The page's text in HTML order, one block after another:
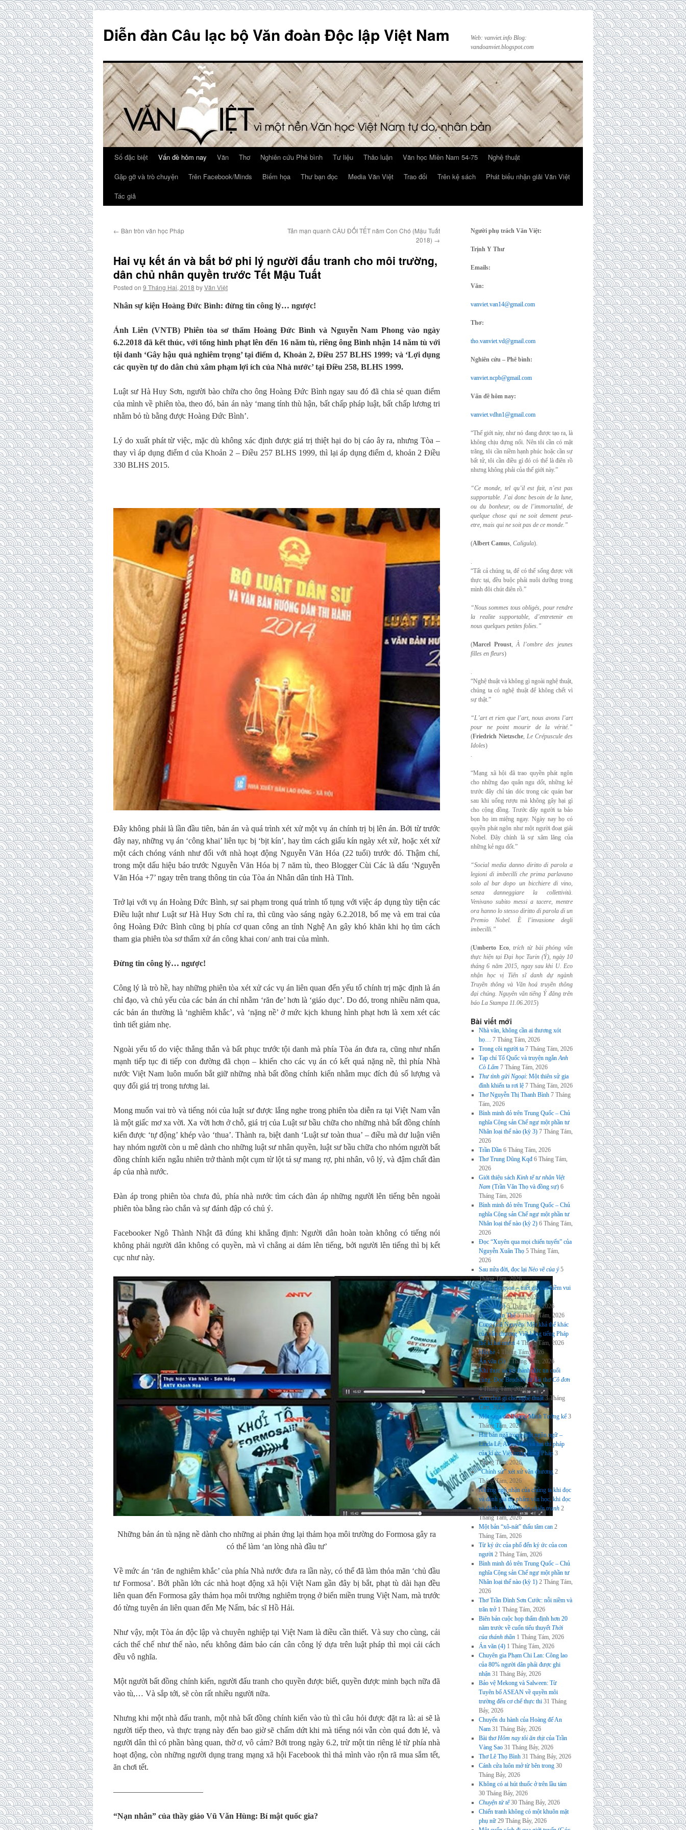
content
Diễn đàn Câu lạc bộ Văn đoàn Độc lập Việt Nam
Web: vanviet.info Blog:
vandoanviet.blogspot.com
Số đặc biệt Vấn đề hôm nay Văn Thơ Nghiên cứu Phê bình Tư liệu Thảo luận Văn học Miền Nam 54-75
Nghệ thuật
Gặp gỡ và trò chuyện
Trên Facebook/Minds Biếm họa Thư bạn đọc Media Văn Việt Trao đổi Trên kệ sách
Phát biểu nhận giải Văn Việt
Tác giả
← Bàn tròn văn học Pháp
Tản mạn quanh CÂU ĐỐI TẾT năm Con Chó (Mậu Tuất
2018) →
Hai vụ kết án và bắt bớ phi lý người đấu tranh cho môi trường,
dân chủ nhân quyền trước Tết Mậu Tuất
Posted on 9 Tháng Hai, 2018 byVăn Việt
Nhân sự kiện Hoàng Đức Bình: đừng tin công lý… ngược!
Ánh Liên (VNTB) Phiên tòa sơ thẩm Hoàng Đức Bình và Nguyễn Nam Phong vào ngày
6.2.2018 đã kết thúc, với tổng hình phạt lên đến 16 năm tù, riêng ông Bình nhận 14 năm tù với
tội danh ‘Gây hậu quả nghiêm trọng’ tại điểm d, Khoản 2, Điều 257 BLHS 1999; và ‘Lợi dụng
các quyền tự do dân chủ xâm phạm lợi ích của Nhà nước’ tại Điều 258, BLHS 1999.
Luật sư Hà Huy Sơn, người bào chữa cho ông Hoàng Đức Bình ngay sau đó đã chia sẻ quan điểm
của mình về phiên tòa, theo đó, bản án này ‘mang tính thù hận, bất chấp pháp luật, bất chấp lương tri
nhằm bỏ tù bằng được Hoàng Đức Bình’.
Lý do xuất phát từ việc, mặc dù không xác định được giá trị thiệt hại do bị cáo ây ra, nhưng Tòa –
thay vì áp dụng điểm d của Khoản 2 – Điều 257 BLHS 1999, thì lại áp dụng điểm d, khoản 2 Điều
330 BLHS 2015.
Đây không phải là lần đầu tiên, bản án và quá trình xét xử một vụ án chính trị bị lên án. Bởi từ trước
đây nay, những vụ án ‘công khai’ liên tục bị ‘bịt kín’, hay tìm cách giấu kín ngày xét xử, hoặc xét xử
một cách chóng vánh như đối với nhà hoạt động Nguyễn Văn Hóa (22 tuổi) trước đó. Thậm chí,
trong một dấu hiệu báo trước Nguyễn Văn Hóa bị 7 năm tù, theo Blogger Cùi Các là dấu ‘Nguyễn
Văn Hóa +7’ ngay trên trang thông tin của Tòa án Nhân dân tỉnh Hà Tĩnh.
Trở lại với vụ án Hoàng Đức Bình, sự sai phạm trong quá trình tố tụng với việc áp dụng tùy tiện các
Điều luật như Luật sư Hà Huy Sơn chỉ ra, thì cũng vào sáng ngày 6.2.2018, bố mẹ và em trai của
ông Hoàng Đức Bình cũng bị phía cơ quan công an tỉnh Nghệ An gây khó khăn khi họ tìm cách
tham gia phiên tòa sơ thẩm xử án công khai con/ anh trai của mình.
Đừng tin công lý… ngược!
Công lý là trò hề, hay những phiên tòa xét xử các vụ án liên quan đến yếu tố chính trị mặc định là án
chỉ đạo, và chủ yếu của các bản án chỉ nhằm ‘răn đe’ hơn là ‘giáo dục’. Do đó, trong nhiều năm qua,
các bản án thường là ‘nghiêm khắc’, và ‘nặng nề’ ở mức kịch khung hình phạt hơn là xem xét các
tình tiết giảm nhẹ.
Ngoài yếu tố do việc thẳng thắn và bất phục trước tội danh mà phía Tòa án đưa ra, cũng như nhấn
mạnh tiếp tục đi tiếp con đường đã chọn – khiến cho các vụ án có kết quả nặng nề, thì phía Nhà
nước Việt Nam luôn muốn bắt giữ những nhà bất đồng chính kiến nhằm mục đích đủ số lượng và
quy đổi giá trị trong tương lai.
Mong muốn vai trò và tiếng nói của luật sư được lắng nghe trong phiên tòa diễn ra tại Việt Nam vẫn
là một giấc mơ xa vời. Xa vời hơn ở chỗ, giá trị của Luật sư bầu chữa cho những nhà bất đồng chính
kiến được ‘tự động’ khép vào ‘thua’. Thành ra, biệt danh ‘Luật sư toàn thua’ – điều mà dư luận viên
hay nhóm người còn u mê dành cho những luật sư nhân quyền, luật sư bầu chữa cho nhóm người bất
đồng chính kiến ngẫu nhiên trở thành một cụm từ lột tả sự mang rợ, phi nhân, vô lý, và đậm chất đàn
áp của nhà nước.
Đàn áp trong phiên tòa chưa đủ, phía nhà nước tìm cách đàn áp những người lên tiếng bên ngoài
phiên tòa bằng rào chắn và sự đánh đập có chủ ý.
Facebooker Ngô Thành Nhật đã đúng khi khẳng định: Người dân hoàn toàn không có tiếng nói
không phải người dân không có quyền, mà vì chẳng ai dám lên tiếng, bởi người lên tiếng thì bị kết
cục như này.
Những bản án tù nặng nề dành cho những ai phản ứng lại thảm họa môi trường do Formosa gây ra
có thể làm ‘an lòng nhà đầu tư’
Về mức án ‘răn đe nghiêm khắc’ của phía Nhà nước đưa ra lần này, có thể đã làm thỏa mãn ‘chủ đầu
tư Formosa’. Bởi phần lớn các nhà hoạt động xã hội Việt Nam gần đây bị bắt, phạt tù dài hạn đều
liên quan đến Formosa gây thảm họa môi trường nghiêm trọng ở biển miền trung Việt Nam, mà trước
đó từng tuyên án liên quan đến Mẹ Nấm, bác sĩ Hồ Hải.
Như vậy, một Tòa án độc lập và chuyên nghiệp tại Việt Nam là điều cần thiết. Và suy cho cùng, cải
cách thể chế như thế nào, nếu không đảm bảo cán cân công lý dựa trên luật pháp thì mọi cải cách
đều vô nghĩa.
Một người bất đồng chính kiến, người đấu tranh cho quyền được biết, quyền được minh bạch nữa đã
vào tù,… Và sắp tới, sẽ còn rất nhiều người nữa.
Nhưng khi một nhà đấu tranh, một nhà bất đồng chính kiến vào tù thì câu hỏi được đặt ra là: ai sẽ là
người tiếp theo, và thực trạng này đến bao giờ sẽ chấm dứt khi mà tiếng nói vẫn còn quá đơn lẻ, và
người dân thì có phần bàng quan, thờ ơ, vô cảm? Bởi trong ngày 6.2, trừ một tin riêng lẻ từ phía nhà
hoạt động, còn những người dụng trang mạng xã hội Facebook thì thả mình vào rộn rã mua sắm tết,
ăn chơi tết.
———————————
“Nạn nhân” của thầy giáo Vũ Văn Hùng: Bí mật quốc gia?
Người phụ trách Văn Việt:
Trịnh Y Thư
Emails:
Văn:
vanviet.van14@gmail.com
Thơ:
tho.vanviet.vd@gmail.com
Nghiên cứu – Phê bình:
vanviet.ncpb@gmail.com
Vấn đề hôm nay:
vanviet.vdhn1@gmail.com
“Thế giới này, như nó đang được tạo ra, là
không chịu đựng nổi. Nên tôi cần có mặt
trăng, tôi cần niềm hạnh phúc hoặc cần sự
bất tử, tôi cần điều gì đó có thể là điên rồ
nhưng không phải của thế giới này.”
“Ce monde, tel qu’il est fait, n’est pas
supportable. J’ai donc besoin de la lune,
ou du bonheur, ou de l’immortalité, de
quelque chose qui ne soit dement peut-
etre, mais qui ne soit pas de ce monde.”
(Albert Camus, Caligula).
.
“Tất cả chúng ta, để có thể sống được với
thực tại, đều buộc phải nuôi dưỡng trong
mình đôi chút điên rồ.”
“Nous sommes tous obligés, pour rendre
la realite supportable, d’entretenir en
nous quelques petites folies.”
(Marcel Proust,À l’ombre des jeunes
filles en fleurs)
.
“Nghệ thuật và không gì ngoài nghệ thuật,
chúng ta có nghệ thuật để không chết vì
sự thật.”
“L’art et rien que l’art, nous avons l’art
pour ne point mourir de la vérité.”
(Friedrich Nietzsche, Le Crépuscule des
Idoles)
.
“Mạng xã hội đã trao quyền phát ngôn
cho những đạo quân ngu dốt, những kẻ
trước đây chỉ tán dóc trong các quán bar
sau khi uống rượu mà không gây hại gì
cho cộng đồng. Trước đây người ta bảo
bọn họ im miệng ngay. Ngày nay họ có
quyền phát ngôn như một người đoạt giải
Nobel. Đây chính là sự xâm lăng của
những kẻ ngu dốt.”
“Social media danno diritto di parola a
legioni di imbecilli che prima parlavano
solo albar dopo un bicchiere di vino,
senza danneggiare la collettività.
Venivano subito messi a tacere, mentre
ora hanno lo stesso diritto di parola di un
Premio Nobel. È l’invasione degli
imbecilli.”
(Umberto Eco,trích từ bài phỏng vấn
thực hiện tại Đại học Turin (Ý), ngày 10
tháng 6 năm 2015, ngay sau khi U. Eco
nhận học vị Tiến sĩ danh dự ngành
Truyền thông và Văn hoá truyền thông
đại chúng. Nguyên văn tiếng Ý đăng trên
báo La Stampa 11.06.2015)
Bài viết mới
Nhà văn, không cần ai thương xót
họ… 7 Tháng Tám, 2026
Trong cõi người ta 7 Tháng Tám, 2026
Tạp chí Tổ Quốc và truyện ngắnAnh
Cò Lấm 7 Tháng Tám, 2026
Thư tình gửi Ngoại: Một thiên sử gia
đình khiến ta rơi lệ 7 Tháng Tám, 2026
Thơ Nguyễn Thị Thanh Bình 7 Tháng
Tám, 2026
Bình minh đỏ trên Trung Quốc – Chủ
nghĩa Cộng sản Chế ngự một phần tư
Nhân loại thế nào (kỳ 3) 7 Tháng Tám,
2026
Trần Dần 6 Tháng Tám, 2026
Thơ Trung Dũng Kqđ 6 Tháng Tám,
2026
Giới thiệu sách Kinh tế tư nhân Việt
Nam (Trần Văn Thọ và đồng sự) 6
Tháng Tám, 2026
Bình minh đỏ trên Trung Quốc – Chủ
nghĩa Cộng sản Chế ngự một phần tư
Nhân loại thế nào (kỳ 2) 6 Tháng Tám,
2026
Đọc “Xuyên qua mọi chiến tuyến” của
Nguyễn Xuân Thọ 5 Tháng Tám,
2026
Sau nửa đời, đọc lại Nẻo về của ý 5
Tháng Tám, 2026
Henri Bergson – triết gia của niềm vui
sống 5 Tháng Tám, 2026
Án văn (6) 5 Tháng Tám, 2026
Thơ Lê An Thế 5 Tháng Tám, 2026
Cung Giũ Nguyên: Một khả thể khác
của văn chương Việt bằng tiếng Pháp
thế kỉ hai mươi 4 Tháng Tám, 2026
Hội hè 4 Tháng Tám, 2026
Án văn (5) 4 Tháng Tám, 2026
Khi thực tại trở thành đức tin cuối
cùng: Đọc Brodsky từ bài thơCô đơn
4 Tháng Tám, 2026
Còn chút gì cho nghệ thuật 3 Tháng
Tám, 2026
Một saga do Hoàng Minh Tường kể 3
Tháng Tám, 2026
Hai bản ngã trong một ngôn ngữ –
Linda Lê, Anna Moï và hai thi pháp
của kí ức Việt trong tiếng Pháp 3
Tháng Tám, 2026
“Chính sử” xét xử văn chương 2
Tháng Tám, 2026
Những ngộ nhận của chúng ta khi đọc
và đánh giá tác phẩm văn học, khi đọc
và đánh giáNỗi buồn chiến tranh 2
Tháng Tám, 2026
Một bản “xô-nát” thấu tâm can 2
Tháng Tám, 2026
Từ ký ức của phố đến ký ức của con
người 2 Tháng Tám, 2026
Bình minh đỏ trên Trung Quốc – Chủ
nghĩa Cộng sản Chế ngự một phần tư
Nhân loại thế nào (kỳ 1) 2 Tháng Tám,
2026
Thơ Trần Đình Sơn Cước: nỗi niềm và
trăn trở 1 Tháng Tám, 2026
Biên bản cuộc họp thẩm định hơn 20
năm trước về cuốn tiểu thuyếtThời
của thánh thần 1 Tháng Tám, 2026
Án văn (4) 1 Tháng Tám, 2026
Chuyên gia Phạm Chi Lan: Công lao
của 80% người dân phải được ghi
nhận 31 Tháng Bảy, 2026
Bảo vệ Mekong và Salween: Từ
Tuyên bố ASEAN về quyền môi
trường đến cơ chế thực thi 31 Tháng
Bảy, 2026
Chuyến du hành của Hoàng đế An
Nam 31 Tháng Bảy, 2026
Bài thơHôm nay tôi ăn thịtcủa Trần
Vàng Sao 31 Tháng Bảy, 2026
Thơ Lê Thọ Bình 31 Tháng Bảy, 2026
Cánh cửa luôn mở từ bên trong 30
Tháng Bảy, 2026
Không có ai hút thuốc ở trên lầu tám
30 Tháng Bảy, 2026
Chuyện tử tế 30 Tháng Bảy, 2026
Chiến tranh không có một khuôn mặt
phụ nữ 29 Tháng Bảy, 2026